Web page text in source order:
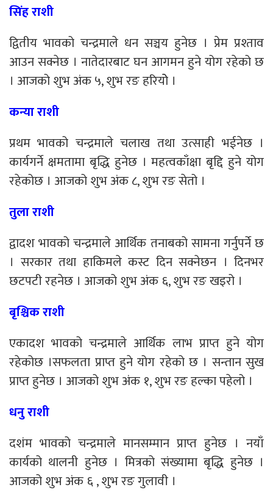
सिंह राशी
द्वितीय भावको चन्द्रमाले धन सञ्चय हुनेछ । प्रेम प्रश्ताव
आउन सक्नेछ । नातेदारबाट घन आगमन हुने योग रहेको छ
। आजको शुभ अंक ५, शुभ रङ हरियोे ।
कन्या राशी
प्रथम भावको चन्द्रमाले चलाख तथा उत्साही भईनेछ ।
कार्यगर्ने क्षमतामा बृद्धि हुनेछ । महत्वकाँक्षा बृद्दि हुने योग
रहेकोछ । आजको शुभ अंक ८, शुभ रङ सेतो ।
तुला राशी
द्वादश भावको चन्द्रमाले आर्थिक तनाबको सामना गर्नुपर्ने छ
। सरकार तथा हाकिमले कस्ट दिन सक्नेछन । दिनभर
छटपटी रहनेछ । आजको शुभ अंक ६, शुभ रङ खइरो ।
बृश्चिक राशी
एकादश भावको चन्द्रमाले आर्थिक लाभ प्राप्त हुने योग
रहेकोछ ।सफलता प्राप्त हुने योग रहेको छ । सन्तान सुख
प्राप्त हुनेछ । आजको शुभ अंक १, शुभ रङ हल्का पहेलो ।
धनु राशी
दशंम भावको चन्द्रमाले मानसम्मान प्राप्त हुनेछ । नयाँ
कार्यको थालनी हुनेछ । मित्रको संख्यामा बृद्धि हुनेछ ।
आजको शुभ अंक ६ , शुभ रङ गुलावी ।